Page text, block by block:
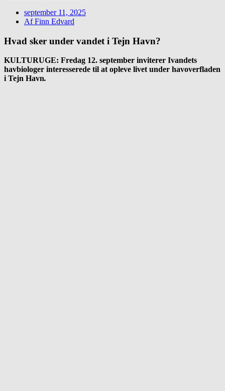
september 11, 2025
AfFinn Edvard
Hvad sker under vandet i Tejn Havn?
KULTURUGE: Fredag 12. september inviterer Ivandets
havbiologer interesserede til at opleve livet under havoverfladen
i Tejn Havn.